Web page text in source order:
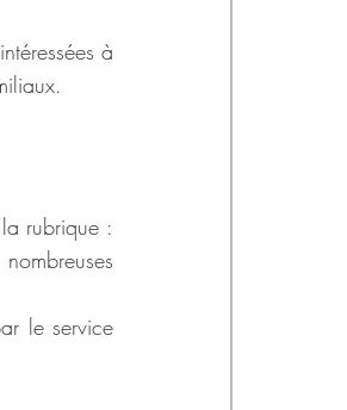
à
rubrique :
le service